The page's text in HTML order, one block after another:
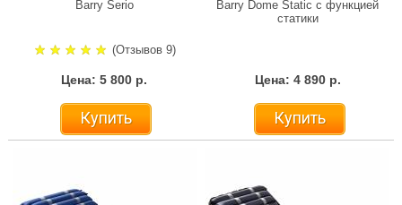
Barry Serio
(Отзывов 9)
Цена: 5 800 р.
Купить
Barry Dome Static с функцией
статики
Цена: 4 890 р.
Купить